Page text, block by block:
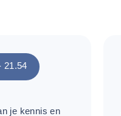
21.54
je kennis en